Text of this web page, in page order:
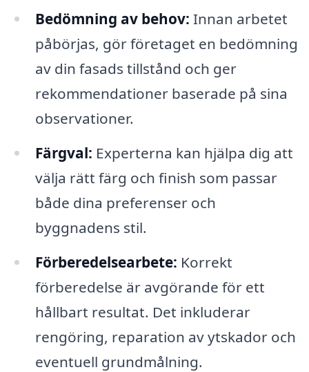
Bedömning av behov: Innan arbetet
påbörjas, gör företaget en bedömning
av din fasads tillstånd och ger
rekommendationer baserade på sina
observationer.
Färgval: Experterna kan hjälpa dig att
välja rätt färg och finish som passar
både dina preferenser och
byggnadens stil.
Förberedelsearbete: Korrekt
förberedelse är avgörande för ett
hållbart resultat. Det inkluderar
rengöring, reparation av ytskador och
eventuell grundmålning.